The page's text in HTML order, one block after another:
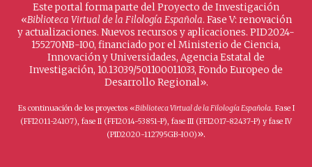
Este portal forma parte del Proyecto de Investigación
«Biblioteca Virtual de la Filología Española. Fase V: renovación
y actualizaciones. Nuevos recursos y aplicaciones. PID2024-
155270NB-I00, financiado por el Ministerio de Ciencia,
Innovación y Universidades, Agencia Estatal de
Investigación, 10.13039/501100011033, Fondo Europeo de
Desarrollo Regional».
Es continuación de los proyectos «Biblioteca Virtual de la Filología Española. Fase I
(FFI2011-24107), fase II (FFI2014-53851-P), fase III (FFI2017-82437-P) y fase IV
(PID2020-112795GB-I00)».